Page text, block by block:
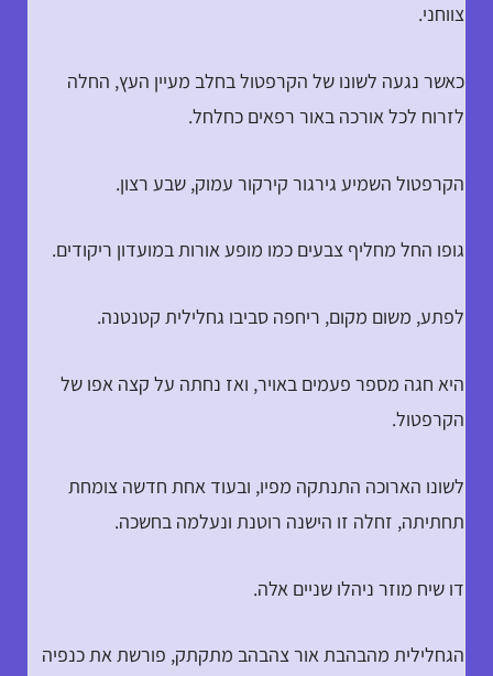
צווחני.
כאשר נגעה לשונו של הקרפטול בחלב מעיין העץ, החלה
לזרוח לכל אורכה באור רפאים כחלחל.
הקרפטול השמיע גירגור קירקור עמוק, שבע רצון.
גופו החל מחליף צבעים כמו מופע אורות במועדון ריקודים.
לפתע, משום מקום, ריחפה סביבו גחלילית קטנטנה.
היא חגה מספר פעמים באויר, ואז נחתה על קצה אפו של
הקרפטול.
לשונו הארוכה התנתקה מפיו, ובעוד אחת חדשה צומחת
תחתיתה, זחלה זו הישנה רוטנת ונעלמה בחשכה.
דו שיח מוזר ניהלו שניים אלה.
הגחלילית מהבהבת אור צהבהב מתקתק, פורשת את כנפיה